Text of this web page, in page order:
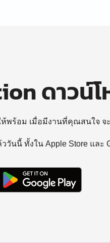
ดาวน์
ห้พร้อม เมื่อมีงานที่คุณสนใจ จ
วันนี้ ทั้งใน Apple Store และ